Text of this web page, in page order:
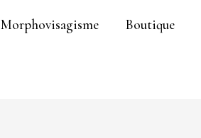
Morphovisagisme Boutique